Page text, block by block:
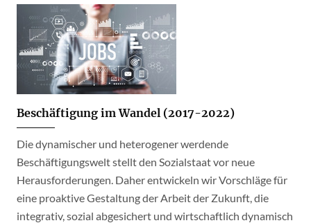
Beschäftigung im Wandel (2017-2022)
Die dynamischer und heterogener werdende
Beschäftigungswelt stellt den Sozialstaat vor neue
Herausforderungen. Daher entwickeln wir Vorschläge für
eine proaktive Gestaltung der Arbeit der Zukunft, die
integrativ, sozial abgesichert und wirtschaftlich dynamisch